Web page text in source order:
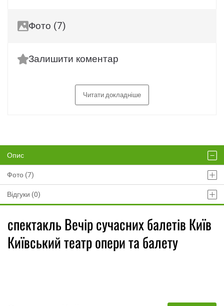
Фото (7)
Залишити коментар
Читати докладніше
Опис
Фото (7)
Відгуки (0)
спектакль Вечір сучасних балетів Київ
Київський театр опери та балету